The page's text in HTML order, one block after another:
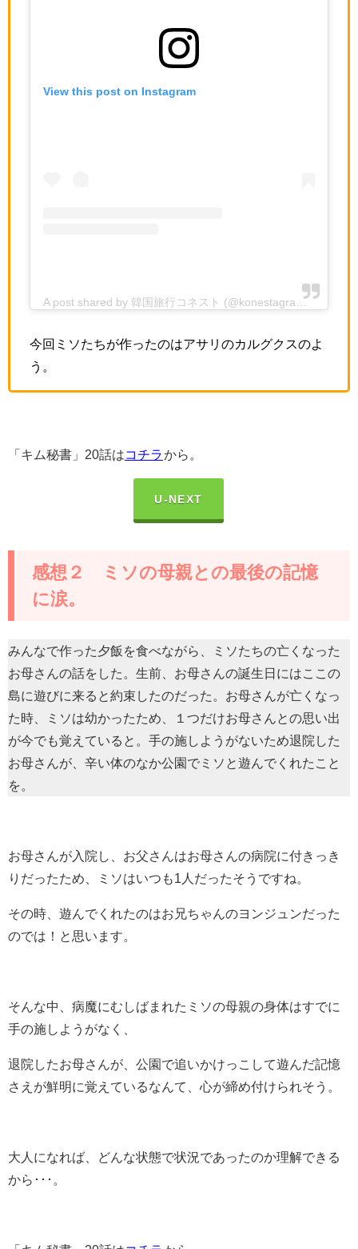
View this post on Instagram
A post shared by 韓国旅行コネスト (@konestagrammer)
今回ミソたちが作ったのはアサリのカルグクスのよ
う。
「キム秘書」20話はコチラから。
U-NEXT
感想２ ミソの母親との最後の記憶
に涙。
みんなで作った夕飯を食べながら、ミソたちの亡くなった
お母さんの話をした。生前、お母さんの誕生日にはここの
島に遊びに来ると約束したのだった。お母さんが亡くなっ
た時、ミソは幼かったため、１つだけお母さんとの思い出
が今でも覚えていると。手の施しようがないため退院した
お母さんが、辛い体のなか公園でミソと遊んでくれたこと
を。
お母さんが入院し、お父さんはお母さんの病院に付きっき
りだったため、ミソはいつも1人だったそうですね。
その時、遊んでくれたのはお兄ちゃんのヨンジュンだった
のでは！と思います。
そんな中、病魔にむしばまれたミソの母親の身体はすでに
手の施しようがなく、
退院したお母さんが、公園で追いかけっこして遊んだ記憶
さえが鮮明に覚えているなんて、心が締め付けられそう。
大人になれば、どんな状態で状況であったのか理解できる
から･･･。